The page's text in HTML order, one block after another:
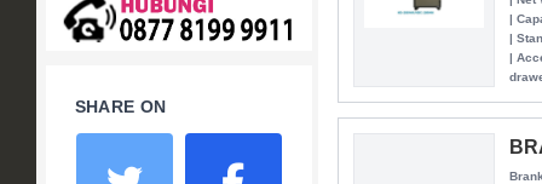
SHARE ON
|
|
|